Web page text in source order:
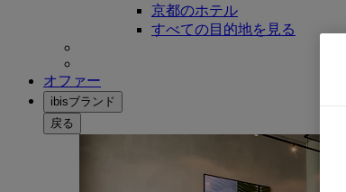
京都のホテル
すべての目的地を見る
オファー
ibisブランド
戻る